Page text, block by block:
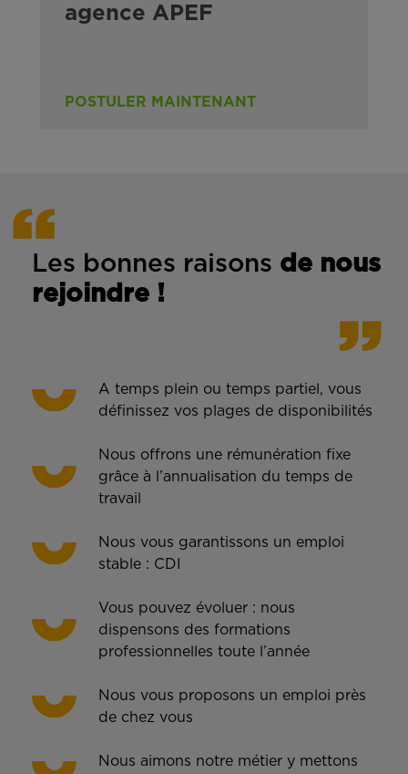
agence APEF
POSTULER MAINTENANT
Les bonnes raisons de nous
rejoindre !
A temps plein ou temps partiel, vous
définissez vos plages de disponibilités
Nous offrons une rémunération fixe
grâce à l’annualisation du temps de
travail
Nous vous garantissons un emploi
stable : CDI
Vous pouvez évoluer : nous
dispensons des formations
professionnelles toute l’année
Nous vous proposons un emploi près
de chez vous
Nous aimons notre métier y mettons